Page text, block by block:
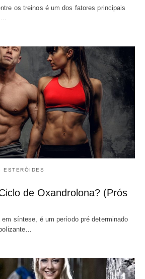
os treinos é um dos fatores principais
ESTERÓIDES
de Oxandrolona? (Prós
síntese, é um período pré determinado